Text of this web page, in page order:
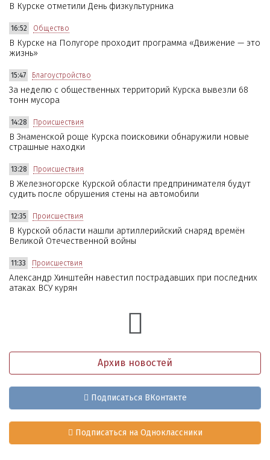
В Курске отметили День физкультурника
16:52 Общество
В Курске на Полугоре проходит программа «Движение — это
жизнь»
15:47 Благоустройство
За неделю с общественных территорий Курска вывезли 68
тонн мусора
14:28 Происшествия
В Знаменской роще Курска поисковики обнаружили новые
страшные находки
13:28 Происшествия
В Железногорске Курской области предпринимателя будут
судить после обрушения стены на автомобили
12:35 Происшествия
В Курской области нашли артиллерийский снаряд времён
Великой Отечественной войны
11:33 Происшествия
Александр Хинштейн навестил пострадавших при последних
атаках ВСУ курян
Архив новостей
Подписаться ВКонтакте
Подписаться на Одноклассники